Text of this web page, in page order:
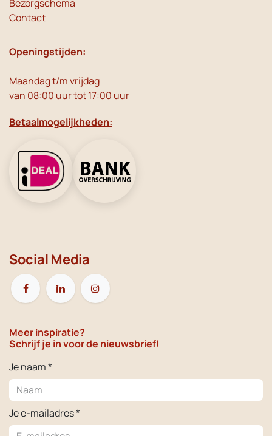
Bezorgschema
Contact
Openingstijden:
Maandag t/m vrijdag
van 08:00 uur tot 17:00 uur
Betaalmogelijkheden:
Social Media
Meer inspiratie?
Schrijf je in voor de nieuwsbrief!
Je naam *
Je e-mailadres *